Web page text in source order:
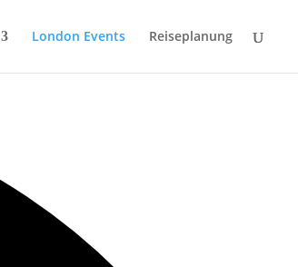
London Events Reiseplanung